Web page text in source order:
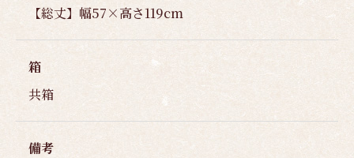
【総丈】幅57×高さ119cm
箱
共箱
備考